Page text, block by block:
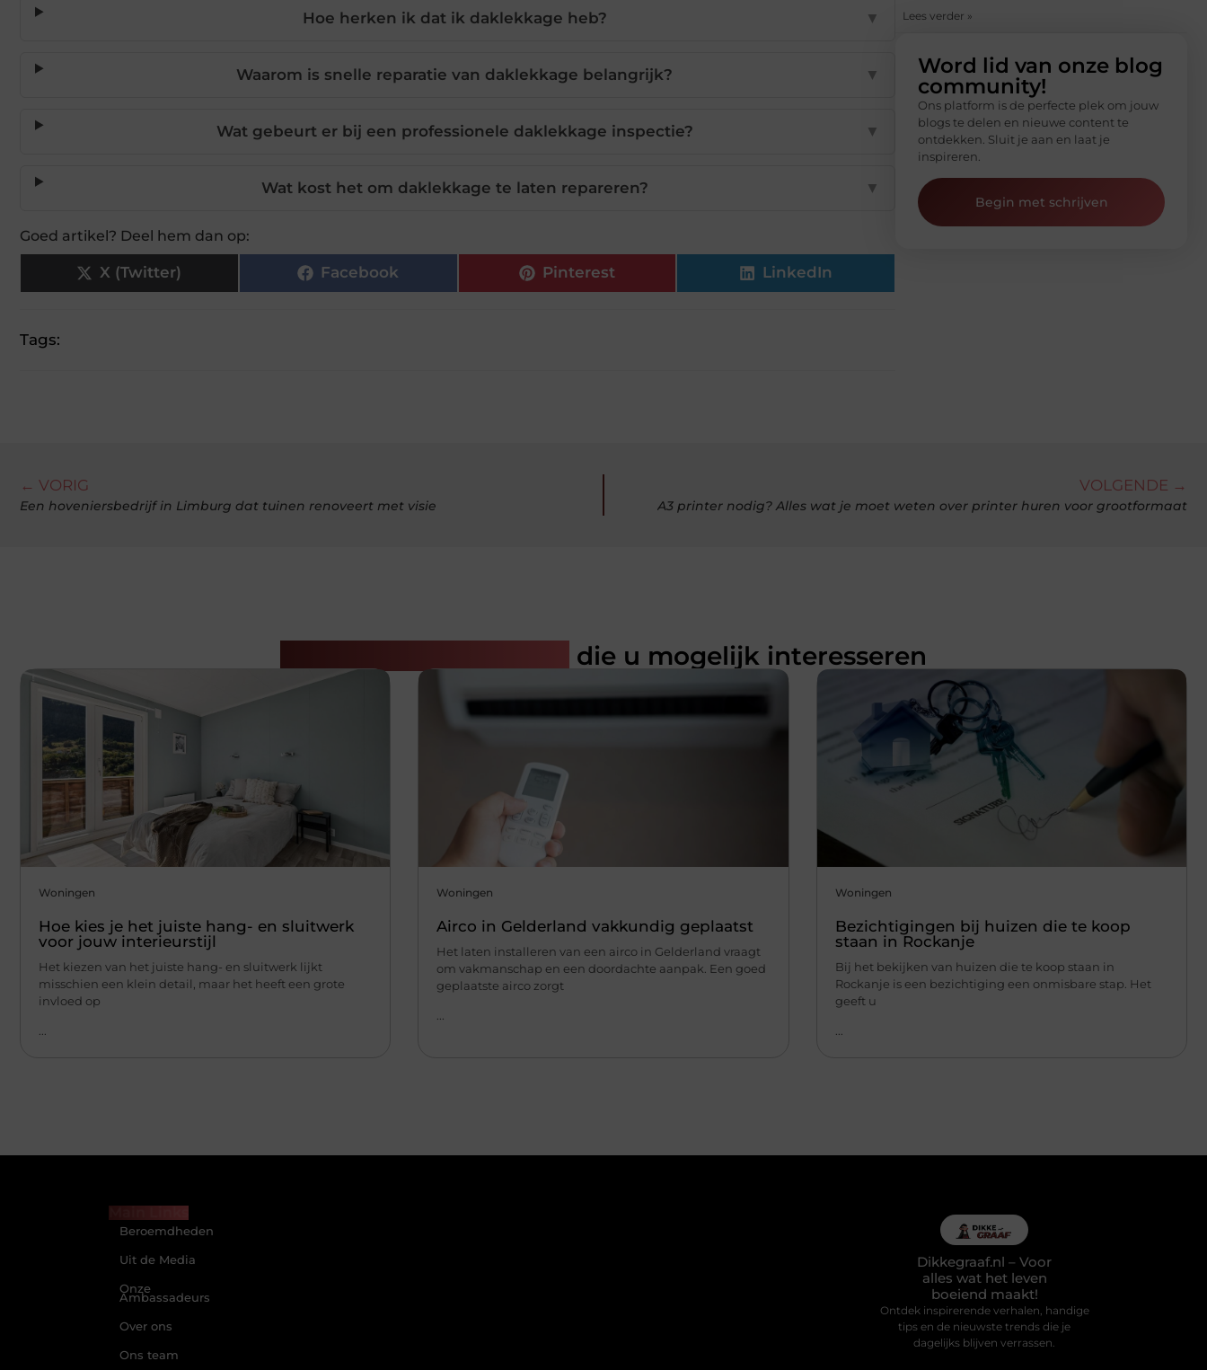
Hoe herken ik dat ik daklekkage heb? ▼
Waarom is snelle reparatie van daklekkage belangrijk? ▼
Wat gebeurt er bij een professionele daklekkage inspectie? ▼
Wat kost het om daklekkage te laten repareren? ▼
Goed artikel? Deel hem dan op:
X (Twitter) Facebook Pinterest LinkedIn
Tags:
Lees verder »
Word lid van onze blog
community!
Ons platform is de perfecte plek om jouw
blogs te delen en nieuwe content te
ontdekken. Sluit je aan en laat je
inspireren.
Begin met schrijven
← VORIG
Een hoveniersbedrijf in Limburg dat tuinen renoveert met visie
VOLGENDE →
A3 printer nodig? Alles wat je moet weten over printer huren voor grootformaat
die u mogelijk interesseren
Woningen
Hoe kies je het juiste hang- en sluitwerk
voor jouw interieurstijl
Het kiezen van het juiste hang- en sluitwerk lijkt
misschien een klein detail, maar het heeft een grote
invloed op
...
Woningen
Airco in Gelderland vakkundig geplaatst
Het laten installeren van een airco in Gelderland vraagt
om vakmanschap en een doordachte aanpak. Een goed
geplaatste airco zorgt
...
Woningen
Bezichtigingen bij huizen die te koop
staan in Rockanje
Bij het bekijken van huizen die te koop staan in
Rockanje is een bezichtiging een onmisbare stap. Het
geeft u
...
Beroemdheden
Uit de Media
Onze
Ambassadeurs
Over ons
Ons team
Dikkegraaf.nl – Voor
alles wat het leven
boeiend maakt!
Ontdek inspirerende verhalen, handige
tips en de nieuwste trends die je
dagelijks blijven verrassen.